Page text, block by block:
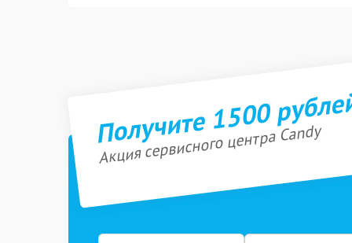
Получите 1500
Акция сервисного центра Candy